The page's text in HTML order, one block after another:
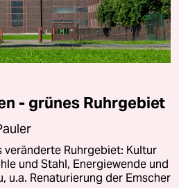
- grünes Ruhrgebiet
veränderte Ruhrgebiet: Kultur
und Stahl, Energiewende und
u.a. Renaturierung der Emscher